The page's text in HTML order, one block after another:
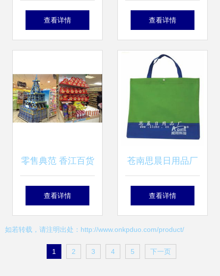
厂定制南瓜不倒翁
日氛围
查看详情
日化产业链面临新
查看详情
零售典范 香江百货
走红，解码其商品
查看详情
苍南思晨日用品厂
专注打造优质广告
货热销新篇章
查看详情
如若转载，请注明出处：http://www.onkpduo.com/product/
1 2 3 4 5 下一页